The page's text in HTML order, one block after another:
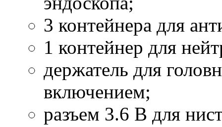
3 контейнера для
1 контейнер для
держатель для
включением;
разъем 3.6 В для